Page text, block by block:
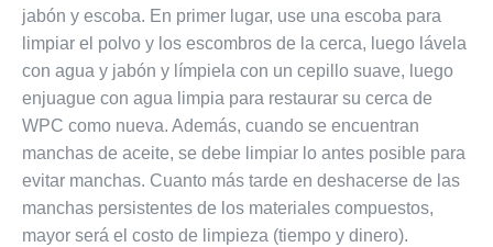
jabón y escoba. En primer lugar, use una escoba para
limpiar el polvo y los escombros de la cerca, luego lávela
con agua y jabón y límpiela con un cepillo suave, luego
enjuague con agua limpia para restaurar su cerca de
WPC como nueva. Además, cuando se encuentran
manchas de aceite, se debe limpiar lo antes posible para
evitar manchas. Cuanto más tarde en deshacerse de las
manchas persistentes de los materiales compuestos,
mayor será el costo de limpieza (tiempo y dinero).